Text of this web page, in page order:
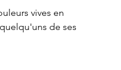
vives en
de ses